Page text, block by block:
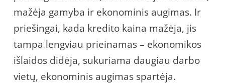
mažėja gamyba ir ekonominis augimas. Ir
priešingai, kada kredito kaina mažėja, jis
tampa lengviau prieinamas – ekonomikos
išlaidos didėja, sukuriama daugiau darbo
vietų, ekonominis augimas spartėja.